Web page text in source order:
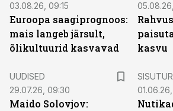
03.08.26, 09:15
Euroopa saagiprognoos:
mais langeb järsult,
õlikultuurid kasvavad
05.08.26,
kasvu
UUDISED
29.07.26, 09:30
Maido Solovjov: